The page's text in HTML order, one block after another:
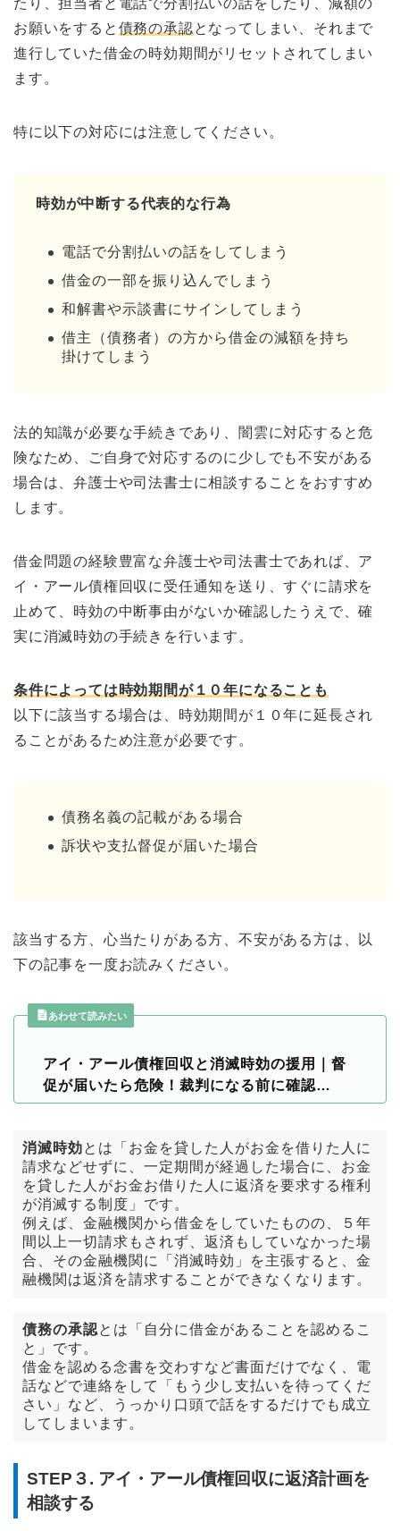
お願いをすると 債務の承認となってしまい、それまで
進行していた借金の時効期間がリセットされてしまい
ます。
特に以下の対応には注意してください。
時効が中断する代表的な行為
電話で分割払いの話をしてしまう
借金の一部を振り込んでしまう
和解書や示談書にサインしてしまう
借主（債務者）の方から借金の減額を持ち
掛けてしまう
法的知識が必要な手続きであり、闇雲に対応すると危
険なため、ご自身で対応するのに少しでも不安がある
場合は、弁護士や司法書士に相談することをおすすめ
します。
借金問題の経験豊富な弁護士や司法書士であれば、ア
イ・アール債権回収に受任通知を送り、すぐに請求を
止めて、時効の中断事由がないか確認したうえで、確
実に消滅時効の手続きを行います。
条件によっては時効期間が１０年になることも
以下に該当する場合は、時効期間が１０年に延長され
ることがあるため注意が必要です。
債務名義の記載がある場合
訴状や支払督促が届いた場合
該当する方、心当たりがある方、不安がある方は、以
下の記事を一度お読みください。
あわせて読みたい
アイ・アール債権回収と消滅時効の援用｜督
促が届いたら危険！裁判になる前に確認…
消滅時効とは「お金を貸した人がお金を借りた人に
請求などせずに、一定期間が経過した場合に、お金
を貸した人がお金お借りた人に返済を要求する権利
が消滅する制度」です。
例えば、金融機関から借金をしていたものの、５年
間以上一切請求もされず、返済もしていなかった場
合、その金融機関に「消滅時効」を主張すると、金
融機関は返済を請求することができなくなります。
債務の承認とは「自分に借金があることを認めるこ
と」です。
借金を認める念書を交わすなど書面だけでなく、電
話などで連絡をして「もう少し支払いを待ってくだ
さい」など、うっかり口頭で話をするだけでも成立
してしまいます。
STEP３. アイ・アール債権回収に返済計画を
相談する